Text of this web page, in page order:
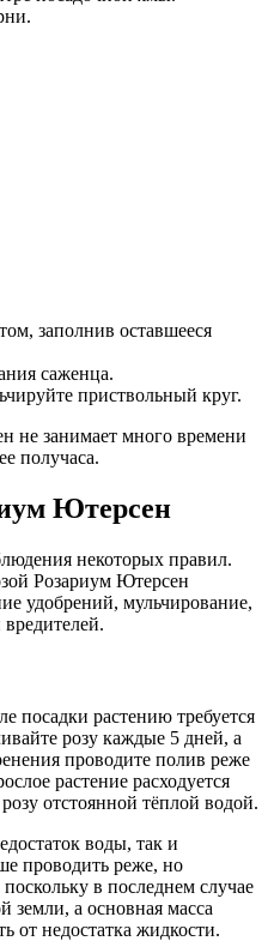
заполнив оставшееся
саженца.
приствольный круг.
не занимает много времени
получаса.
Ютерсен
некоторых правил.
Розариум Ютерсен
удобрений, мульчирование,
посадки растению требуется
розу каждые 5 дней, а
проводите полив реже
растение расходуется
отстоянной тёплой водой.
воды, так и
проводить реже, но
в последнем случае
земли, а основная масса
от недостатка жидкости.